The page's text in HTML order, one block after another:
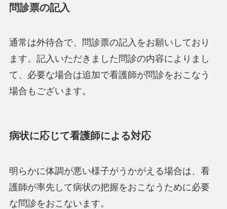
問診票の記入
通常は外待合で、問診票の記入をお願いしており
ます。記入いただきました問診の内容によりまし
て、必要な場合は追加で看護師が問診をおこなう
場合もございます。
病状に応じて看護師による対応
明らかに体調が悪い様子がうかがえる場合は、看
護師が率先して病状の把握をおこなうために必要
な問診をおこないます。